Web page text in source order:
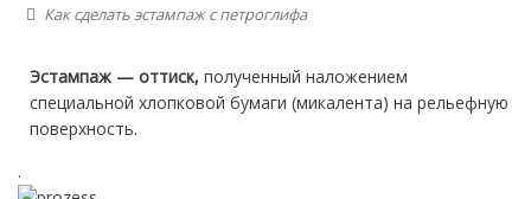
Как сделать эстампаж с петроглифа
Эстампаж — оттиск, полученный наложением
специальной хлопковой бумаги (микалента) на рельефную
поверхность.
.